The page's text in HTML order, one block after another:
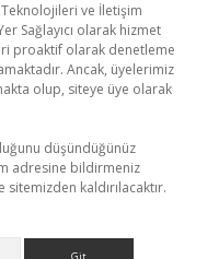
Teknolojileri ve İletişim
Sağlayıcı olarak hizmet
proaktif olarak denetleme
Ancak, üyelerimiz
olup, siteye üye olarak
düşündüğünüz
adresine bildirmeniz
kaldırılacaktır.